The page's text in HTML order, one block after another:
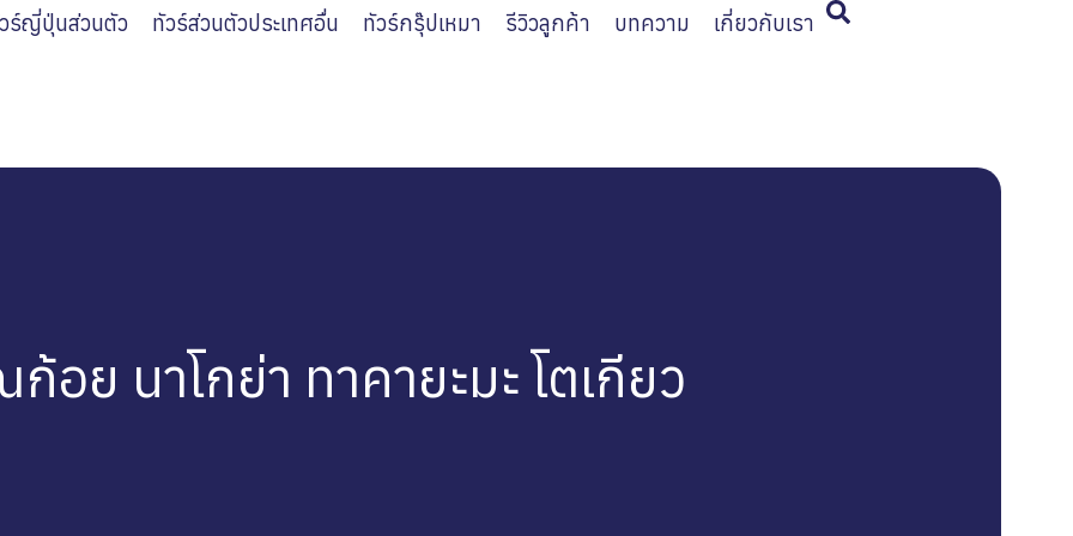
ร์ญี่ปุ่นส่วนตัว ทัวร์ส่วนตัวประเทศอื่น ทัวร์กรุ๊ปเหมา รีวิวลูกค้า บทความ เกี่ยวกับเรา
อย นาโกย่า ทาคายะมะ โตเกียว